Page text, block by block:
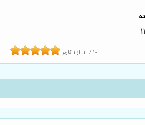
10 / 10 از 1 کاربر